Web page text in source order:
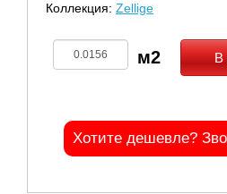
Коллекция: Zellige
В
Хотите дешевле?